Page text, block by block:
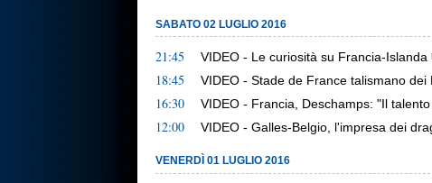
SABATO 02 LUGLIO 2016
21:45 VIDEO - Le curiosità su Francia-Islanda
18:45 VIDEO - Stade de France talismano dei
16:30 VIDEO - Francia, Deschamps: "Il
12:00 VIDEO - Galles-Belgio, l'impresa dei
VENERDÌ 01 LUGLIO 2016